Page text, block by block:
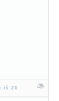
iš 20